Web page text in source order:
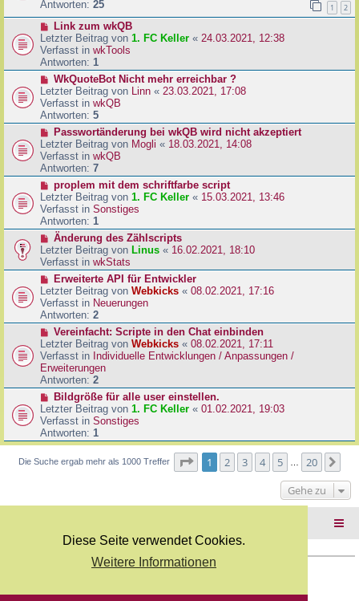
Diese Seite verwendet Cookies.
Weitere Informationen
t
a
g
e
r
B
e
i
t
a
g
Antworten: 25 1 2
N
e
u
e
r
B
e
i
t
a
g
Link zum wkQB
Letzter Beitrag von 1. FC Keller « 24.03.2021, 12:38
Verfasst in wkTools
Antworten: 1
N
e
u
e
r
B
e
i
t
a
g
WkQuoteBot Nicht mehr erreichbar ?
Letzter Beitrag von Linn « 23.03.2021, 17:08
Verfasst in wkQB
Antworten: 5
N
e
u
e
r
B
e
i
t
a
g
Passwortänderung bei wkQB wird nicht akzeptiert
Letzter Beitrag von Mogli « 18.03.2021, 14:08
Verfasst in wkQB
Antworten: 7
N
e
u
e
r
B
e
i
r
a
g
proplem mit dem schriftfarbe script
Letzter Beitrag von 1. FC Keller « 15.03.2021, 13:46
Verfasst in Sonstiges
Antworten: 1
N
e
u
e
r
B
e
i
r
a
g
Änderung des Zählscripts
Letzter Beitrag von Linus « 16.02.2021, 18:10
Verfasst in wkStats
N
e
u
e
r
B
e
i
t
r
a
g
Erweiterte API für Entwickler
Letzter Beitrag von Webkicks « 08.02.2021, 17:16
Verfasst in Neuerungen
Antworten: 2
N
e
u
e
r
B
e
i
t
r
g
Vereinfacht: Scripte in den Chat einbinden
Letzter Beitrag von Webkicks « 08.02.2021, 17:11
Verfasst in Individuelle Entwicklungen / Anpassungen /
Erweiterungen
Antworten: 2
N
e
u
e
r
B
e
r
Bildgröße für alle user einstellen.
Letzter Beitrag von 1. FC Keller « 01.02.2021, 19:03
Verfasst in Sonstiges
Antworten: 1
Die Suche ergab mehr als 1000 Treffer Seite von
1 2 3 4 5 20
Gehe zu
Deutsche Übersetzung durchphpBB.de